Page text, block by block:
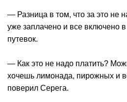
— Разница в том, что за это не
уже заплачено и все включено
путевок.
— Как это не надо платить?
хочешь лимонада, пирожных и
поверил Серега.